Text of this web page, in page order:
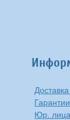
Гарантии
Юр.